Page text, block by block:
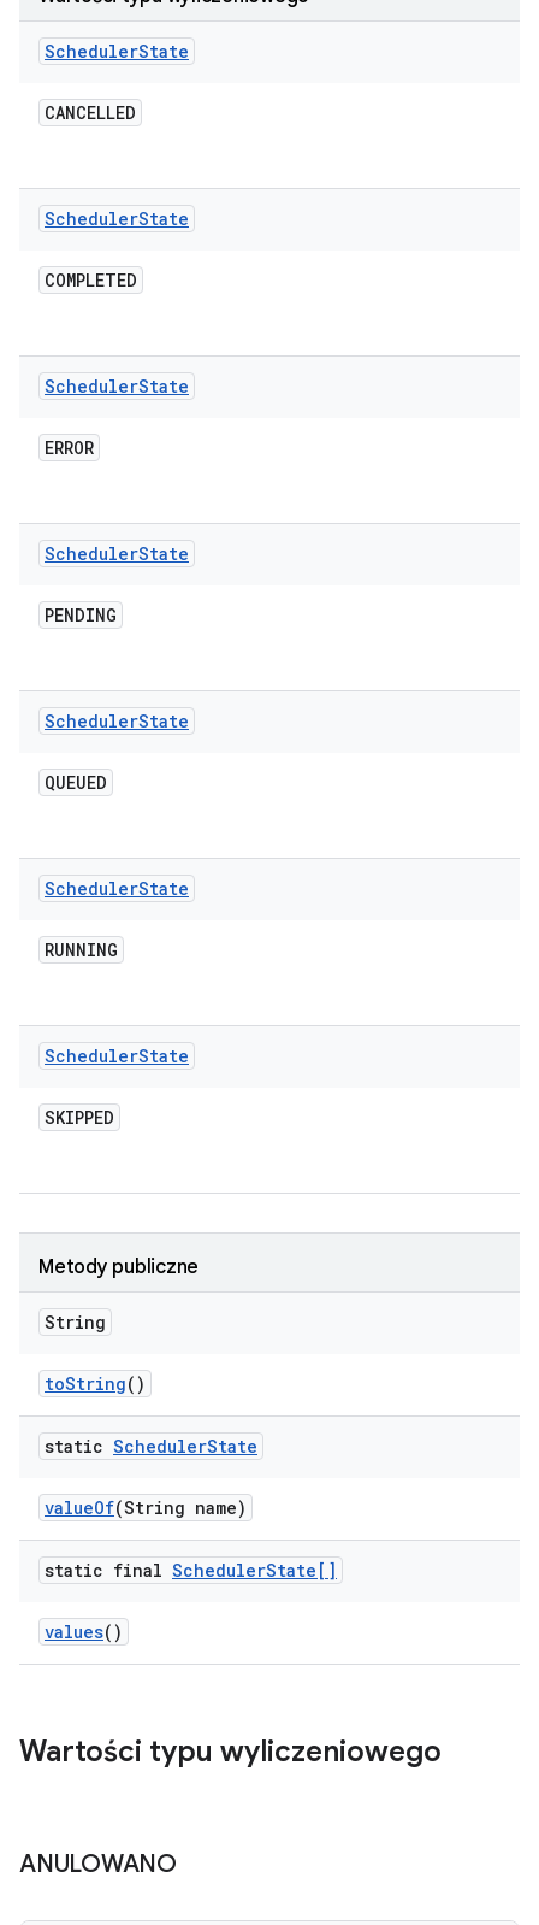
SchedulerState
CANCELLED
SchedulerState
COMPLETED
SchedulerState
ERROR
SchedulerState
PENDING
SchedulerState
QUEUED
SchedulerState
RUNNING
SchedulerState
SKIPPED
Metody publiczne
String
toString()
static SchedulerState
valueOf(String name)
static final SchedulerState[]
values()
Wartości typu wyliczeniowego
ANULOWANO